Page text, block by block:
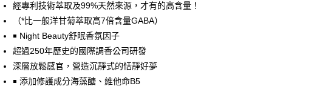
LINE Pay
Apple Pay
街口支付
悠遊付
經專利技術萃取及99%天然來源，才有的高含量！
（*比一般洋甘菊萃取高7倍含量GABA）
￭ Night Beauty舒眠香氛因子
超過250年歷史的國際調香公司研發
深層放鬆感官，營造沉靜式的恬靜好夢
￭ 添加修護成分海藻醣、維他命B5